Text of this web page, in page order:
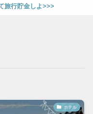
旅行貯金しよ>>>
ホテル